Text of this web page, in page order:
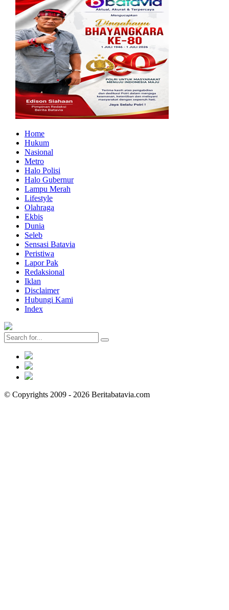
Home
Hukum
Nasional
Metro
Halo Polisi
Halo Gubernur
Lampu Merah
Lifestyle
Olahraga
Ekbis
Dunia
Seleb
Sensasi Batavia
Peristiwa
Lapor Pak
Redaksional
Iklan
Disclaimer
Hubungi Kami
Index
© Copyrights 2009 - 2026 Beritabatavia.com